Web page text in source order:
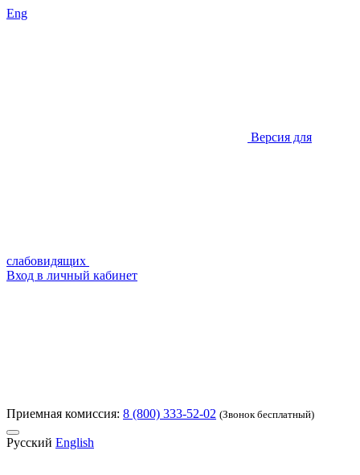
Eng
Версия для
слабовидящих
Вход в личный кабинет
Приемная комиссия: 8 (800) 333-52-02 (Звонок бесплатный)
Русский English